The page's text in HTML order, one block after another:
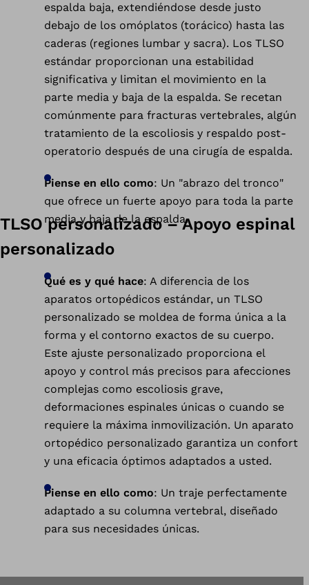
espalda baja, extendiéndose desde justo
debajo de los omóplatos (torácico) hasta las
caderas (regiones lumbar y sacra). Los TLSO
estándar proporcionan una estabilidad
significativa y limitan el movimiento en la
parte media y baja de la espalda. Se recetan
comúnmente para fracturas vertebrales, algún
tratamiento de la escoliosis y respaldo post-
operatorio después de una cirugía de espalda.
Piense en ello como: Un "abrazo del tronco"
que ofrece un fuerte apoyo para toda la parte
media y baja de la espalda.
TLSO personalizado – Apoyo espinal
personalizado
Qué es y qué hace: A diferencia de los
aparatos ortopédicos estándar, un TLSO
personalizado se moldea de forma única a la
forma y el contorno exactos de su cuerpo.
Este ajuste personalizado proporciona el
apoyo y control más precisos para afecciones
complejas como escoliosis grave,
deformaciones espinales únicas o cuando se
requiere la máxima inmovilización. Un aparato
ortopédico personalizado garantiza un confort
y una eficacia óptimos adaptados a usted.
Piense en ello como: Un traje perfectamente
adaptado a su columna vertebral, diseñado
para sus necesidades únicas.